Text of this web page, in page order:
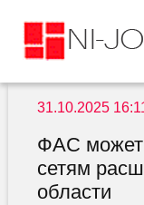
31.10.2025
ФАС может
сетям
области